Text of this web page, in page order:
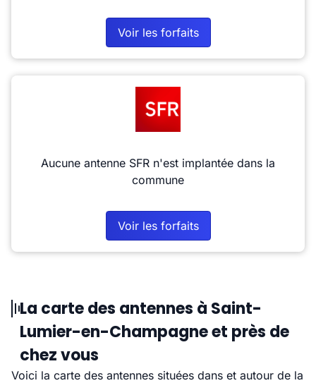
Voir les forfaits
Aucune antenne SFR n'est implantée dans la
commune
Voir les forfaits
La carte des antennes à Saint-
Lumier-en-Champagne et près de
chez vous
Voici la carte des antennes situées dans et autour de la